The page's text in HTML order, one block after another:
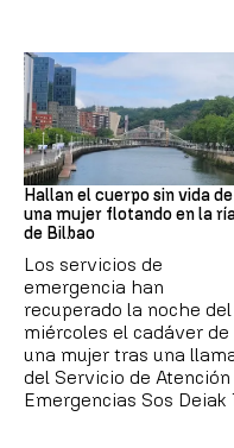
BILBAO
Hallan el cuerpo sin vida de
una mujer flotando en la
de Bilbao
Los servicios de
emergencia han
recuperado la noche del
miércoles el cadáver de
una mujer tras una
del Servicio de Atención
Emergencias Sos Deiak